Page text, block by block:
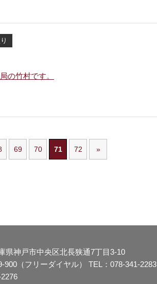
の竹村です。
69 70 71 72 »
県神戸市中央区北長狭通7丁目3-10
900（フリーダイヤル） TEL： 078-341-2283